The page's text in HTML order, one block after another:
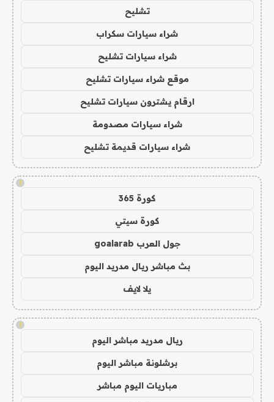
تشليح
شراء سيارات سكراب
شراء سيارات تشليح
موقع شراء سيارات تشليح
ارقام يشترون سيارات تشليح
شراء سيارات مصدومة
شراء سيارات قديمة تشليح
!
كورة 365
كورة سيتي
جول العرب goalarab
بث مباشر ريال مدريد اليوم
يلا لايف
!
ريال مدريد مباشر اليوم
برشلونة مباشر اليوم
مباريات اليوم مباشر